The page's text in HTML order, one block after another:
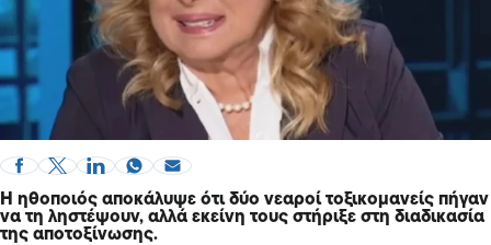
Η ηθοποιός αποκάλυψε ότι δύο νεαροί τοξικομανείς πήγαν
να τη ληστέψουν, αλλά εκείνη τους στήριξε στη διαδικασία
της αποτοξίνωσης.